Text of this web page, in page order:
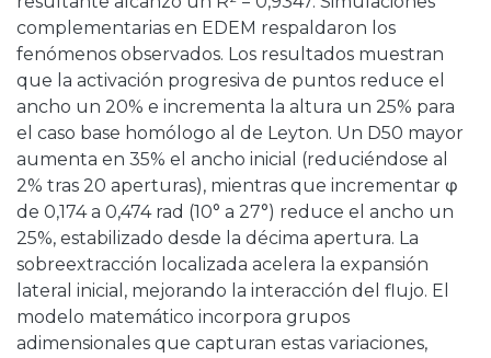
complementarias en EDEM respaldaron los
fenómenos observados. Los resultados muestran
que la activación progresiva de puntos reduce el
ancho un 20% e incrementa la altura un 25% para
el caso base homólogo al de Leyton. Un D50 mayor
aumenta en 35% el ancho inicial (reduciéndose al
2% tras 20 aperturas), mientras que incrementar φ
de 0,174 a 0,474 rad (10° a 27°) reduce el ancho un
25%, estabilizado desde la décima apertura. La
sobreextracción localizada acelera la expansión
lateral inicial, mejorando la interacción del flujo. El
modelo matemático incorpora grupos
adimensionales que capturan estas variaciones,